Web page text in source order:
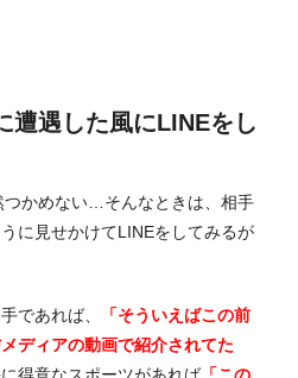
遭遇した風にLINEをし
つかめない…そんなときは、相手
に見せかけてLINEをしてみるが
であれば、
「そういえばこの前
ディアの動画で紹介されてた